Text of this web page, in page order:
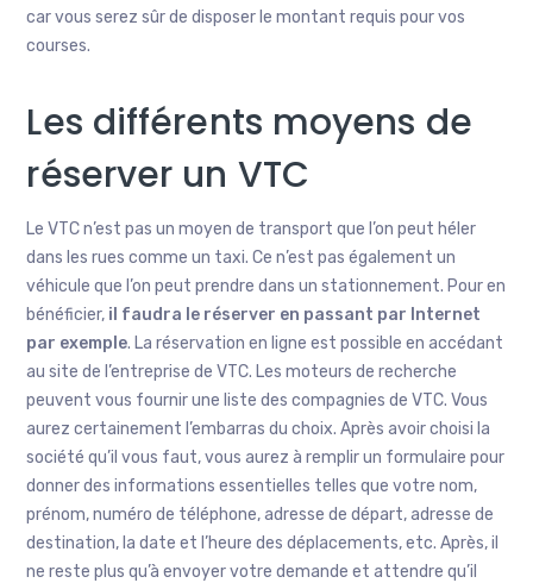
car vous serez sûr de disposer le montant requis pour vos
courses.
Les différents moyens de
réserver un VTC
Le VTC n’est pas un moyen de transport que l’on peut héler
dans les rues comme un taxi. Ce n’est pas également un
véhicule que l’on peut prendre dans un stationnement. Pour en
bénéficier, il faudra le réserver en passant par Internet
par exemple. La réservation en ligne est possible en accédant
au site de l’entreprise de VTC. Les moteurs de recherche
peuvent vous fournir une liste des compagnies de VTC. Vous
aurez certainement l’embarras du choix. Après avoir choisi la
société qu’il vous faut, vous aurez à remplir un formulaire pour
donner des informations essentielles telles que votre nom,
prénom, numéro de téléphone, adresse de départ, adresse de
destination, la date et l’heure des déplacements, etc. Après, il
ne reste plus qu’à envoyer votre demande et attendre qu’il